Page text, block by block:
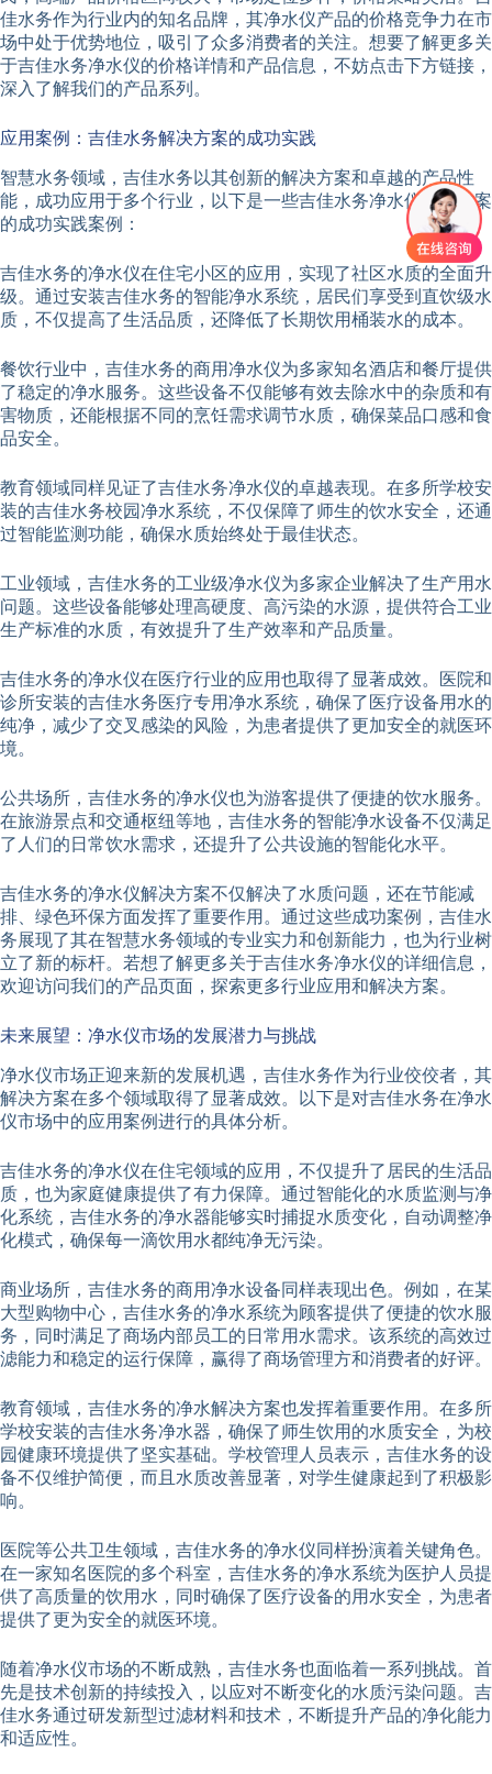
佳水务作为行业内的知名品牌，其净水仪产品的价格竞争力在市
场中处于优势地位，吸引了众多消费者的关注。想要了解更多关
于吉佳水务净水仪的价格详情和产品信息，不妨点击下方链接，
深入了解我们的产品系列。
应用案例：吉佳水务解决方案的成功实践
智慧水务领域，吉佳水务以其创新的解决方案和卓越的产品性
能，成功应用于多个行业，以下是一些吉佳水务净水仪解决方案
的成功实践案例：
吉佳水务的净水仪在住宅小区的应用，实现了社区水质的全面升
级。通过安装吉佳水务的智能净水系统，居民们享受到直饮级水
质，不仅提高了生活品质，还降低了长期饮用桶装水的成本。
餐饮行业中，吉佳水务的商用净水仪为多家知名酒店和餐厅提供
了稳定的净水服务。这些设备不仅能够有效去除水中的杂质和有
害物质，还能根据不同的烹饪需求调节水质，确保菜品口感和食
品安全。
教育领域同样见证了吉佳水务净水仪的卓越表现。在多所学校安
装的吉佳水务校园净水系统，不仅保障了师生的饮水安全，还通
过智能监测功能，确保水质始终处于最佳状态。
工业领域，吉佳水务的工业级净水仪为多家企业解决了生产用水
问题。这些设备能够处理高硬度、高污染的水源，提供符合工业
生产标准的水质，有效提升了生产效率和产品质量。
吉佳水务的净水仪在医疗行业的应用也取得了显著成效。医院和
诊所安装的吉佳水务医疗专用净水系统，确保了医疗设备用水的
纯净，减少了交叉感染的风险，为患者提供了更加安全的就医环
境。
公共场所，吉佳水务的净水仪也为游客提供了便捷的饮水服务。
在旅游景点和交通枢纽等地，吉佳水务的智能净水设备不仅满足
了人们的日常饮水需求，还提升了公共设施的智能化水平。
吉佳水务的净水仪解决方案不仅解决了水质问题，还在节能减
排、绿色环保方面发挥了重要作用。通过这些成功案例，吉佳水
务展现了其在智慧水务领域的专业实力和创新能力，也为行业树
立了新的标杆。若想了解更多关于吉佳水务净水仪的详细信息，
欢迎访问我们的产品页面，探索更多行业应用和解决方案。
未来展望：净水仪市场的发展潜力与挑战
净水仪市场正迎来新的发展机遇，吉佳水务作为行业佼佼者，其
解决方案在多个领域取得了显著成效。以下是对吉佳水务在净水
仪市场中的应用案例进行的具体分析。
吉佳水务的净水仪在住宅领域的应用，不仅提升了居民的生活品
质，也为家庭健康提供了有力保障。通过智能化的水质监测与净
化系统，吉佳水务的净水器能够实时捕捉水质变化，自动调整净
化模式，确保每一滴饮用水都纯净无污染。
商业场所，吉佳水务的商用净水设备同样表现出色。例如，在某
大型购物中心，吉佳水务的净水系统为顾客提供了便捷的饮水服
务，同时满足了商场内部员工的日常用水需求。该系统的高效过
滤能力和稳定的运行保障，赢得了商场管理方和消费者的好评。
教育领域，吉佳水务的净水解决方案也发挥着重要作用。在多所
学校安装的吉佳水务净水器，确保了师生饮用的水质安全，为校
园健康环境提供了坚实基础。学校管理人员表示，吉佳水务的设
备不仅维护简便，而且水质改善显著，对学生健康起到了积极影
响。
医院等公共卫生领域，吉佳水务的净水仪同样扮演着关键角色。
在一家知名医院的多个科室，吉佳水务的净水系统为医护人员提
供了高质量的饮用水，同时确保了医疗设备的用水安全，为患者
提供了更为安全的就医环境。
随着净水仪市场的不断成熟，吉佳水务也面临着一系列挑战。首
先是技术创新的持续投入，以应对不断变化的水质污染问题。吉
佳水务通过研发新型过滤材料和技术，不断提升产品的净化能力
和适应性。